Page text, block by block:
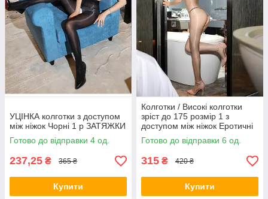
УЦІНКА колготки з доступом
між ніжок Чорні 1 р ЗАТЯЖКИ
Готово до відправки 4 од.
237,25 ₴ 365 ₴
Купити
Колготки / Високі колготки
зріст до 175 розмір 1 з
доступом між ніжок Еротичні
колготи
Готово до відправки 6 од.
315 ₴ 420 ₴
Купити